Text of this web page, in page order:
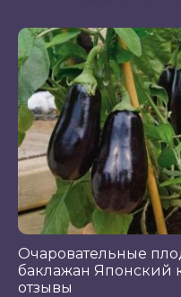
Очаровательные
баклажан Японский
отзывы